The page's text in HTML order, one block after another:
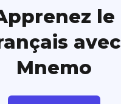
le
avec
Mnemo